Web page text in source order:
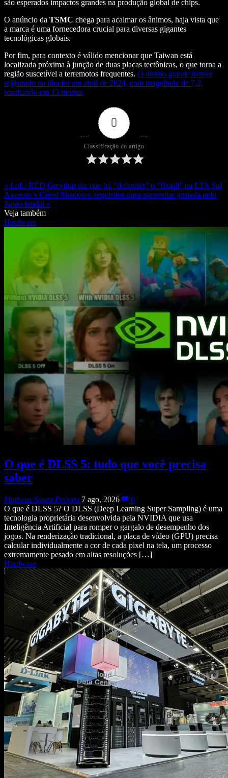
são esperados impactos grandes na produção global de chips.
O anúncio da TSMC chega para acalmar os ânimos, haja vista que
a marca é uma fornecedora crucial para diversas gigantes
tecnológicas globais.
Por fim, para contexto é válido mencionar que Taiwan está
localizada próxima à junção de duas placas tectônicas, o que torna a
região suscetível a terremotos frequentes. O último grande tremor
registrado na ilha foi em abril de 2024, com magnitude de 7,2,
resultando em 13 mortes.
0
Classificação do artigo
« LoL: RED Grevthar diz que irá “defender” o “Brasil” na LTA Sul
Assassin’s Creed Shadows: requisitos para aproveitar jornada pelo
Japão feudal »
Veja também
Hardware
O que é DLSS 5: tudo que você precisa
saber
Matheus Souza Peixoto 7 ago, 2026
0
O que é DLSS 5? O DLSS (Deep Learning Super Sampling) é uma
tecnologia proprietária desenvolvida pela NVIDIA que usa
Inteligência Artificial para romper o gargalo de desempenho dos
jogos. Na renderização tradicional, a placa de vídeo (GPU) precisa
calcular individualmente a cor de cada pixel na tela, um processo
extremamente pesado em altas resoluções […]
Hardware